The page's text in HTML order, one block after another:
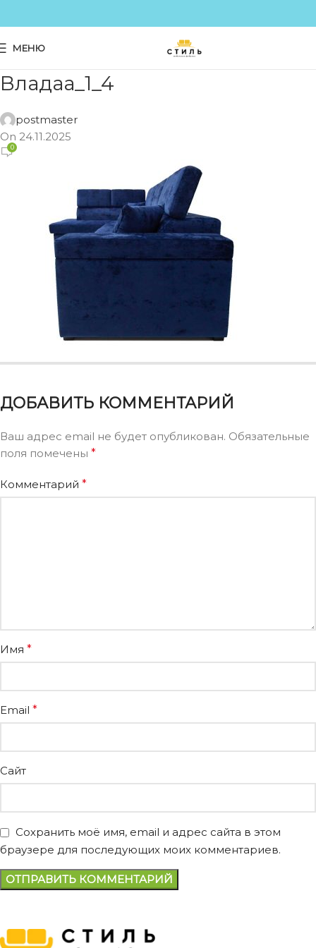
МЕНЮ
Владаа_1_4
postmaster
On 24.11.2025
0
ДОБАВИТЬ КОММЕНТАРИЙ
Ваш адрес email не будет опубликован. Обязательные
поля помечены *
Комментарий *
Имя *
Email *
Сайт
Сохранить моё имя, email и адрес сайта в этом
браузере для последующих моих комментариев.